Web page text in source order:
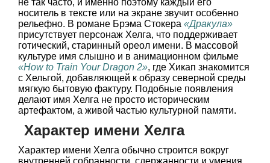
не так часто, и именно поэтому каждый его
носитель в тексте или на экране звучит особенно
рельефно. В романе Брэма Стокера «Дракула»
присутствует персонаж Хелга, что поддерживает
готический, старинный ореол имени. В массовой
культуре имя слышно и в анимационном фильме
«How to Train Your Dragon 2», где Хикап знакомится
с Хельгой, добавляющей к образу северной среды
мягкую бытовую фактуру. Подобные появления
делают имя Хелга не просто историческим
артефактом, а живой частью культурной памяти.
Характер имени Хелга
Характер имени Хелга обычно строится вокруг
внутренней собранности, сдержанности и умения